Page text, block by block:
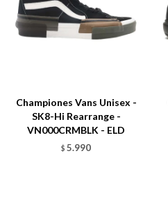
Championes Vans Unisex -
SK8-Hi Rearrange -
VN000CRMBLK - ELD
$ 5.990